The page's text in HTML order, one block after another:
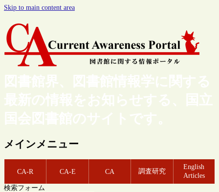
Skip to main content area
図書館界、図書館情報学に関する
最新の情報をお知らせする、国立
国会図書館のサイトです。
メインメニュー
CA-R CA-E CA 調査研究
English
Articles
検索フォーム